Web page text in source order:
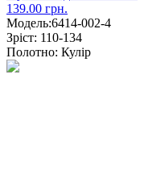
139.00 грн.
Модель:6414-002-4
Зріст: 110-134
Полотно: Кулір